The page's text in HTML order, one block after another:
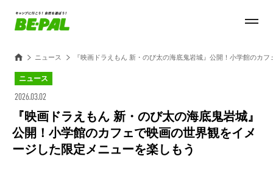
ニュース 『映画ドラえもん 新・のび太の海底鬼岩城』公開！小学館のカ
ニュース
2026.03.02
『映画ドラえもん 新・のび太の海底鬼岩城』
公開！小学館のカフェで映画の世界観をイメ
ージした限定メニューを楽しもう